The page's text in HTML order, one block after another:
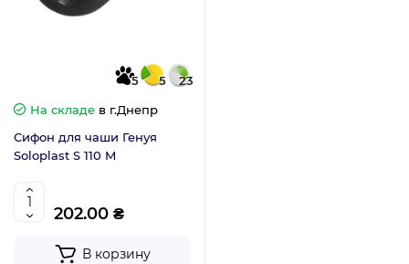
5 5
23
На складе в г.Днепр
Сифон для чаши Генуя
Soloplast S 110 M
202.00 ₴
В корзину